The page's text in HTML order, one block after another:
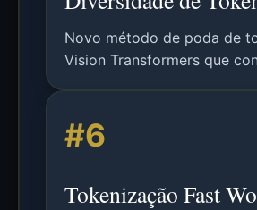
Novo método de poda de
Vision Transformers que
computacional mantendo
#6
Tokenização Fast